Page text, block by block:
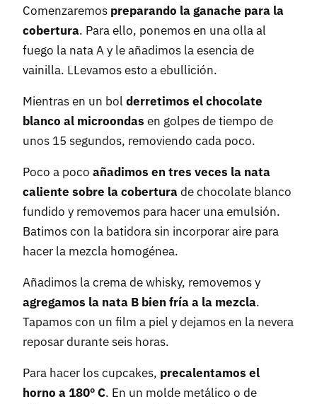
Comenzaremos preparando la ganache para la
cobertura. Para ello, ponemos en una olla al
fuego la nata A y le añadimos la esencia de
vainilla. LLevamos esto a ebullición.
Mientras en un bol derretimos el chocolate
blanco al microondas en golpes de tiempo de
unos 15 segundos, removiendo cada poco.
Poco a poco añadimos en tres veces la nata
caliente sobre la coberturade chocolate blanco
fundido y removemos para hacer una emulsión.
Batimos con la batidora sin incorporar aire para
hacer la mezcla homogénea.
Añadimos la crema de whisky, removemos y
agregamos la nata B bien fría a la mezcla.
Tapamos con un film a piel y dejamos en la nevera
reposar durante seis horas.
Para hacer los cupcakes, precalentamos el
horno a 180º C. En un molde metálico o de